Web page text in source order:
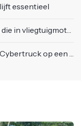
essentieel
springt op vliegveld Milaan
bruine coating' trakteert